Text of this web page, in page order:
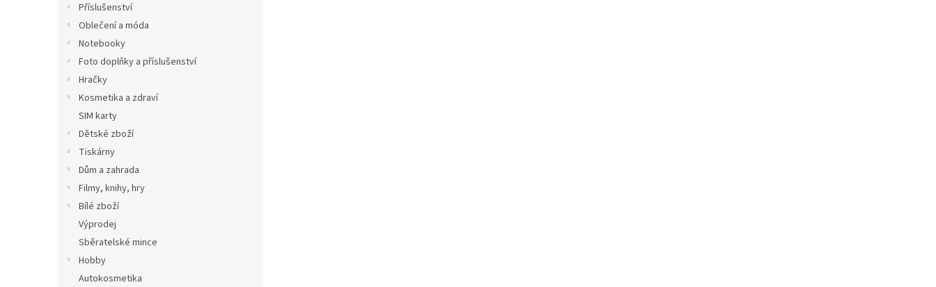
Příslušenství
Oblečení a móda
Notebooky
Foto doplňky a příslušenství
Hračky
Kosmetika a zdraví
SIM karty
Dětské zboží
Tiskárny
Dům a zahrada
Filmy, knihy, hry
Bílé zboží
Výprodej
Sběratelské mince
Hobby
Autokosmetika